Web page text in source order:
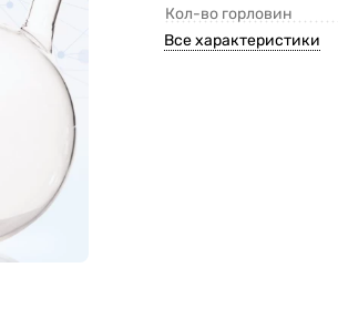
Кол-во горловин
Все характеристики